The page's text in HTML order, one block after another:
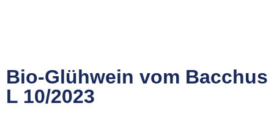
Bio-Glühwein vom Bacchus
L 10/2023